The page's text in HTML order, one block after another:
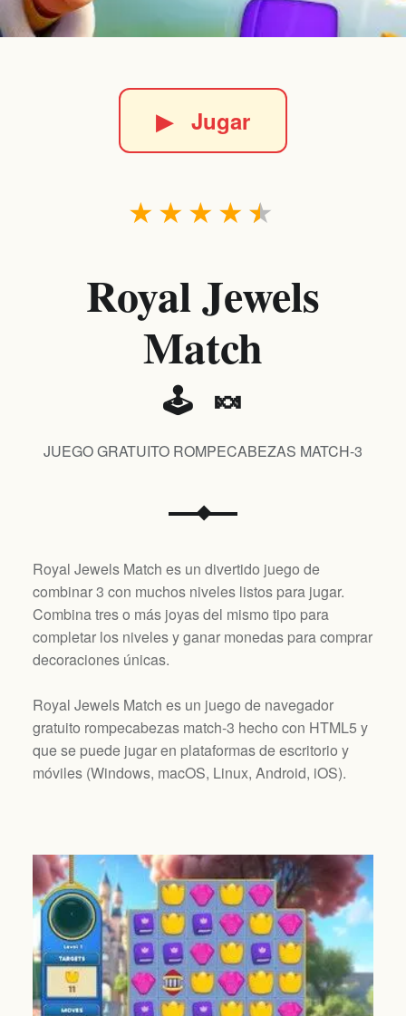
▶Jugar
★
★
★
★
★
Royal Jewels
Match
🕹️ 🍬
JUEGO GRATUITO ROMPECABEZAS MATCH-3
Royal Jewels Match es un divertido juego de
combinar 3 con muchos niveles listos para jugar.
Combina tres o más joyas del mismo tipo para
completar los niveles y ganar monedas para comprar
decoraciones únicas.
Royal Jewels Match es un juego de navegador
gratuito rompecabezas match-3 hecho con HTML5 y
que se puede jugar en plataformas de escritorio y
móviles (Windows, macOS, Linux, Android, iOS).